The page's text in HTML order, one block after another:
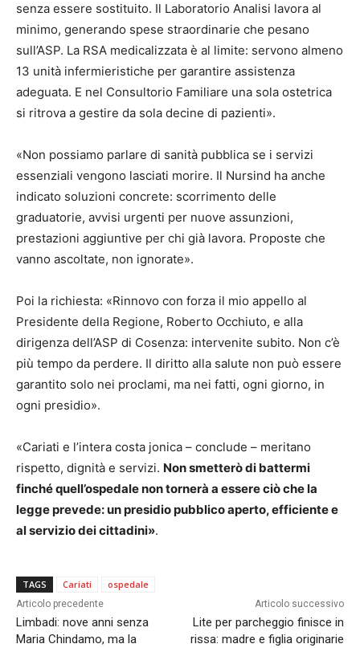
senza essere sostituito. Il Laboratorio Analisi lavora al
minimo, generando spese straordinarie che pesano
sull’ASP. La RSA medicalizzata è al limite: servono almeno
13 unità infermieristiche per garantire assistenza
adeguata. E nel Consultorio Familiare una sola ostetrica
si ritrova a gestire da sola decine di pazienti».
«Non possiamo parlare di sanità pubblica se i servizi
essenziali vengono lasciati morire. Il Nursind ha anche
indicato soluzioni concrete: scorrimento delle
graduatorie, avvisi urgenti per nuove assunzioni,
prestazioni aggiuntive per chi già lavora. Proposte che
vanno ascoltate, non ignorate».
Poi la richiesta: «Rinnovo con forza il mio appello al
Presidente della Regione, Roberto Occhiuto, e alla
dirigenza dell’ASP di Cosenza: intervenite subito. Non c’è
più tempo da perdere. Il diritto alla salute non può essere
garantito solo nei proclami, ma nei fatti, ogni giorno, in
ogni presidio».
«Cariati e l’intera costa jonica – conclude – meritano
rispetto, dignità e servizi. Non smetterò di battermi
finché quell’ospedale non tornerà a essere ciò che la
legge prevede: un presidio pubblico aperto, efficiente e
al servizio dei cittadini».
TAGS Cariati ospedale
Articolo precedente
Limbadi: nove anni senza
Maria Chindamo, ma la
Articolo successivo
Lite per parcheggio finisce in
rissa: madre e figlia originarie